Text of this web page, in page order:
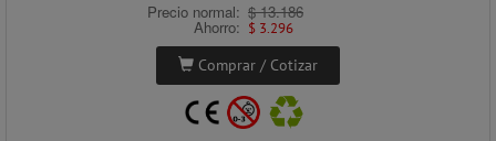
Precio normal: $ 13.186
Ahorro: $ 3.296
Comprar / Cotizar